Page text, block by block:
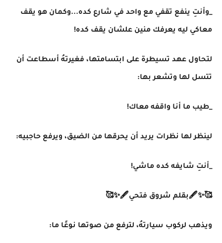
_وأنتِ ينفع تقفي مع واحد في شارع كده...وكمان هو يقف
معاكي ليه يعرفك منين علشان يقف كده!
لتحاول عهد تسيطرة على ابتسامتها، فغيرتهُ أسطاعت أن
تتسل لها وتشعر بها:
_طيب ما أنا واقفه معاك!
لينظر لها نظرات يريد أن يحرقها من الضيق، ويرفع حاجبيه:
_أنتِ شايفه كده ماشي!
🥰✨🖋بقلم شروق فتحي🖋✨🥰
ويذهب لركوب سيارتهُ، لترفع من صوتها نوعًا ما: